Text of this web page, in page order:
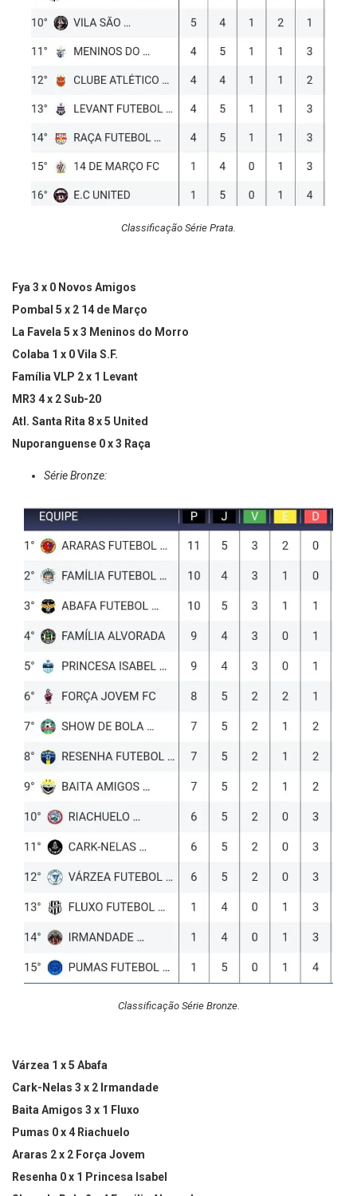
Classificação Série Prata.
Fya 3 x 0 Novos Amigos
Pombal 5 x 2 14 de Março
La Favela 5 x 3 Meninos do Morro
Colaba 1 x 0 Vila S.F.
Família VLP 2 x 1 Levant
MR3 4 x 2 Sub-20
Atl. Santa Rita 8 x 5 United
Nuporanguense 0 x 3 Raça
Série Bronze:
Classificação Série Bronze.
Várzea 1 x 5 Abafa
Cark-Nelas 3 x 2 Irmandade
Baita Amigos 3 x 1 Fluxo
Pumas 0 x 4 Riachuelo
Araras 2 x 2 Força Jovem
Resenha 0 x 1 Princesa Isabel